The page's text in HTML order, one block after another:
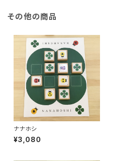
その他の商品
ナナホシ
¥3,080